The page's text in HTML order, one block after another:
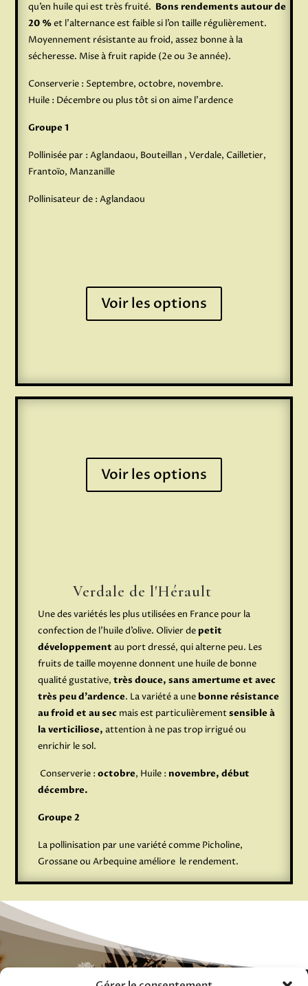
qu’en huile qui est très fruité. Bons rendements autour de
20 %et l’alternance est faible si l’on taille régulièrement.
Moyennement résistante au froid, assez bonne à la
sécheresse. Mise à fruit rapide (2e ou 3e année).
Conserverie : Septembre, octobre, novembre.
Huile : Décembre ou plus tôt si on aime l’ardence
Groupe 1
Pollinisée par : Aglandaou, Bouteillan , Verdale, Cailletier,
Frantoïo, Manzanille
Pollinisateur de : Aglandaou
Voir les options
Voir les options
Verdale de l'Hérault
Une des variétés les plus utilisées en France pour la
confection de l’huile d’olive. Olivier de petit
développement au port dressé, qui alterne peu. Les
fruits de taille moyenne donnent une huile de bonne
qualité gustative, très douce, sans amertume et avec
très peu d’ardence. La variété a une bonne résistance
au froid et au sec mais est particulièrementsensible à
la verticiliose, attention à ne pas trop irrigué ou
enrichir le sol.
Conserverie :octobre, Huile : novembre, début
décembre.
Groupe 2
La pollinisation par une variété comme Picholine,
Grossane ou Arbequine améliore le rendement.